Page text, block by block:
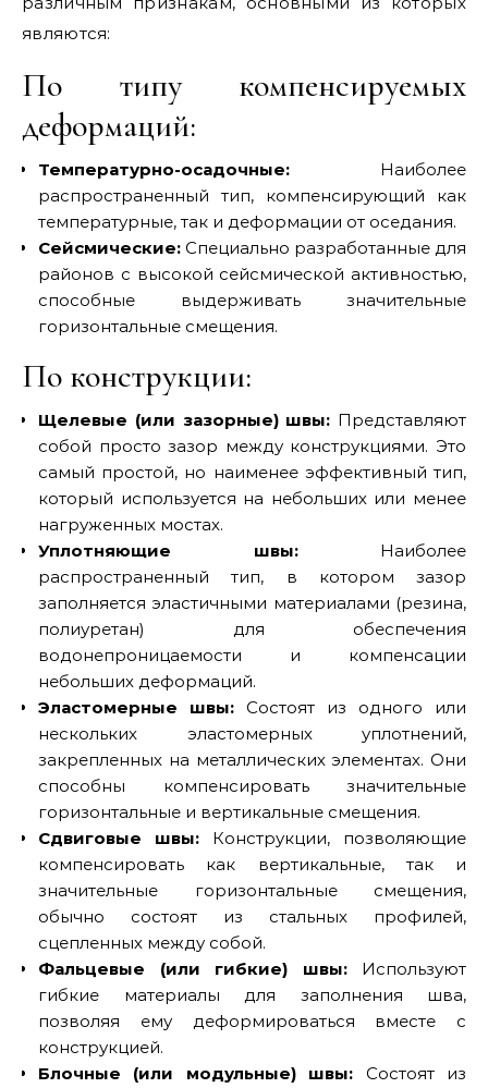
являются:
По типу компенсируемых
деформаций:
Температурно-осадочные: Наиболее
распространенный тип, компенсирующий как
температурные, так и деформации от оседания.
Сейсмические: Специально разработанные для
районов с высокой сейсмической активностью,
способные выдерживать значительные
горизонтальные смещения.
По конструкции:
Щелевые (или зазорные) швы: Представляют
собой просто зазор между конструкциями. Это
самый простой, но наименее эффективный тип,
который используется на небольших или менее
нагруженных мостах.
Уплотняющие швы:Наиболее
распространенный тип, в котором зазор
заполняется эластичными материалами (резина,
полиуретан) для обеспечения
водонепроницаемости и компенсации
небольших деформаций.
Эластомерные швы: Состоят из одного или
нескольких эластомерных уплотнений,
закрепленных на металлических элементах. Они
способны компенсировать значительные
горизонтальные и вертикальные смещения.
Сдвиговые швы: Конструкции, позволяющие
компенсировать как вертикальные, так и
значительные горизонтальные смещения,
обычно состоят из стальных профилей,
сцепленных между собой.
Фальцевые (или гибкие) швы:Используют
гибкие материалы для заполнения шва,
позволяя ему деформироваться вместе с
конструкцией.
Блочные (или модульные) швы: Состоят из